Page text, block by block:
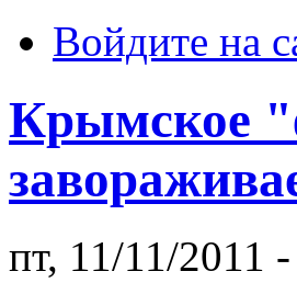
Войдите на
Крымское
пт, 11/11/2011